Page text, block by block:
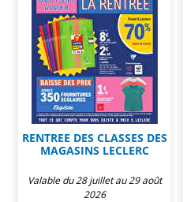
RENTREE DES CLASSES DES
MAGASINS LECLERC
Valable du 28 juillet au 29 août
2026